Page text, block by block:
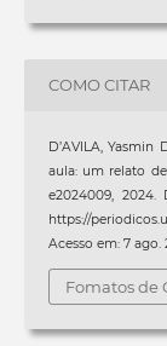
COMO CITAR
D’AVILA,
aula: um relato
e2024009, 2024.
https://
Acesso em: 7 ago.
Fomatos de